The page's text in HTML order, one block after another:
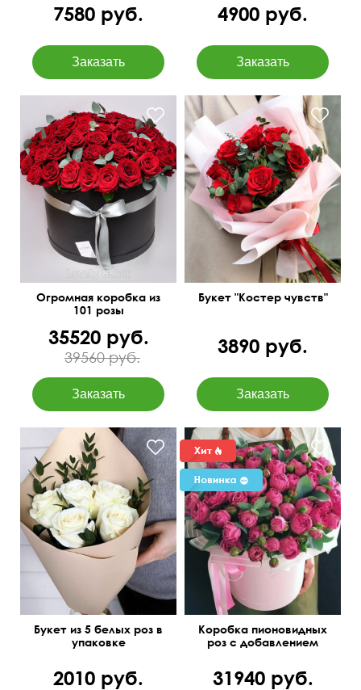
7580 руб. 4900 руб.
Доставим бесплатно!
50 см
70 см
Огромная коробка из
101 розы
35520 руб.
39560 руб.
Розы и эвкалипт baby blue
Букет "Костер чувств"
3890 руб.
50 см 15 см
Букет из 5 белых роз в
упаковке
2010 руб.
Коробка пионовидных
роз с добавлением
31940 руб.